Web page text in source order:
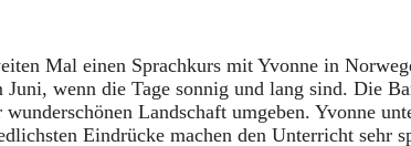
Mal einen Sprachkurs mit Yvonne in
wenn die Tage sonnig und lang sind. Die
Landschaft umgeben. Yvonne
Eindrücke machen den Unterricht sehr